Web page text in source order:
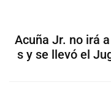
Acuña Jr. no irá
s y se llevó el